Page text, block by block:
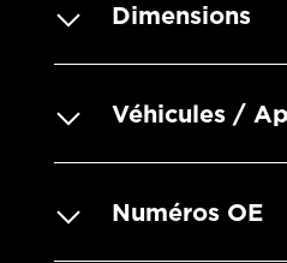
Dimensions
Véhicules /
Numéros OE